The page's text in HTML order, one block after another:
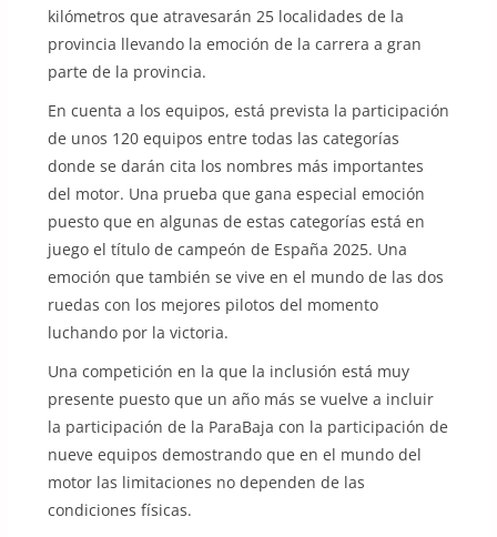
kilómetros que atravesarán 25 localidades de la
provincia llevando la emoción de la carrera a gran
parte de la provincia.
En cuenta a los equipos, está prevista la participación
de unos 120 equipos entre todas las categorías
donde se darán cita los nombres más importantes
del motor. Una prueba que gana especial emoción
puesto que en algunas de estas categorías está en
juego el título de campeón de España 2025. Una
emoción que también se vive en el mundo de las dos
ruedas con los mejores pilotos del momento
luchando por la victoria.
Una competición en la que la inclusión está muy
presente puesto que un año más se vuelve a incluir
la participación de la ParaBaja con la participación de
nueve equipos demostrando que en el mundo del
motor las limitaciones no dependen de las
condiciones físicas.